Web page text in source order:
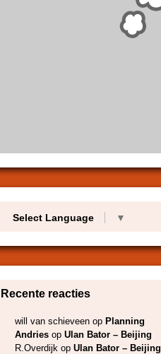
Select Language ▼
Recente reacties
will van schieveen op Planning
Andries op Ulan Bator – Beijing
R.Overdijk op Ulan Bator – Beijing